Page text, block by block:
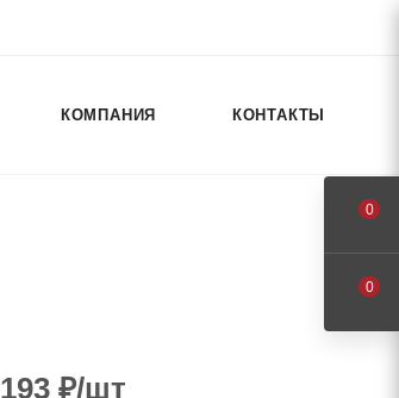
КОМПАНИЯ КОНТАКТЫ
193 ₽/шт
0
0